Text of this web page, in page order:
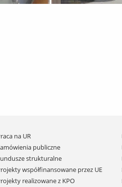
na UR
publiczne
strukturalne
współfinansowane przez UE
realizowane z KPO